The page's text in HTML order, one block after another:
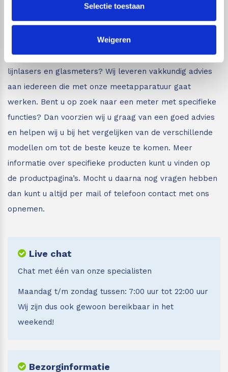
Selectie toestaan
Weigeren
louter A-merken. Voor inspectie- en meetapparatuur
van de beste kwaliteit bent u bij ons aan het juiste
Bent u minder bekend met de verschillende
inspectie- en meetapparatuur zoals afstandsmeters,
lijnlasers en glasmeters? Wij leveren vakkundig advies
aan iedereen die met onze meetapparatuur gaat
werken. Bent u op zoek naar een meter met specifieke
functies? Dan voorzien wij u graag van een goed advies
en helpen wij u bij het vergelijken van de verschillende
modellen om tot de beste keuze te komen. Meer
informatie over specifieke producten kunt u vinden op
de productpagina’s. Mocht u daarna nog vragen hebben
dan kunt u altijd per mail of telefoon contact met ons
opnemen.
Live chat
Chat met één van onze specialisten
Maandag t/m zondag tussen: 7:00 uur tot 22:00 uur
Wij zijn dus ook gewoon bereikbaar in het
weekend!
Bezorginformatie